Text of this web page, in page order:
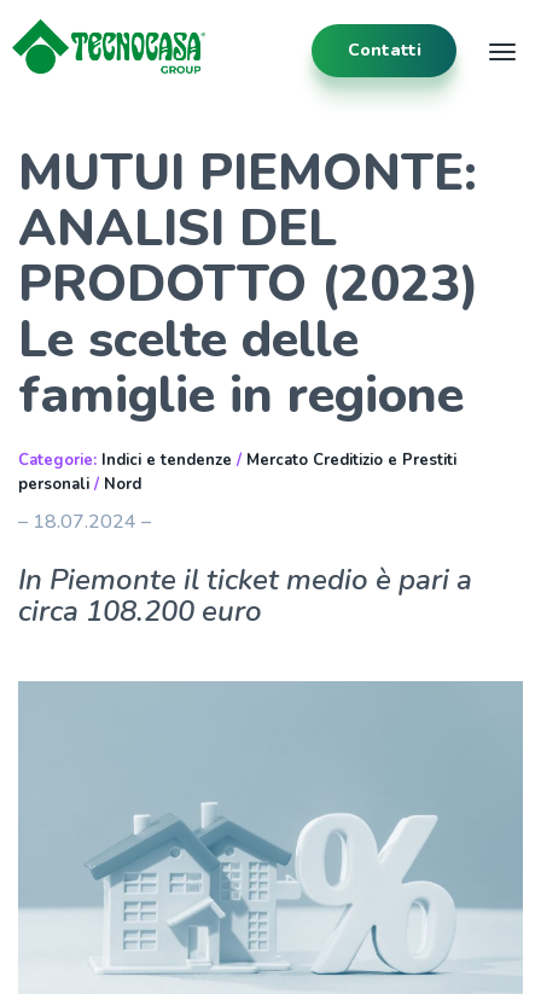
Contatti
MUTUI PIEMONTE:
ANALISI DEL
PRODOTTO (2023)
Le scelte delle
famiglie in regione
Categorie: Indici e tendenze / Mercato Creditizio e Prestiti
personali / Nord
– 18.07.2024 –
In Piemonte il ticket medio è pari a
circa 108.200 euro